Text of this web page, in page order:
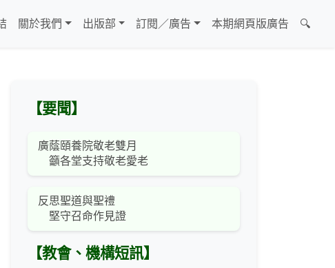
關於我們 出版部 訂閱／廣告 本期網頁版廣告 🔍
【要聞】
廣蔭頤養院敬老雙月
籲各堂支持敬老愛老
反思聖道與聖禮
堅守召命作見證
【教會、機構短訊】